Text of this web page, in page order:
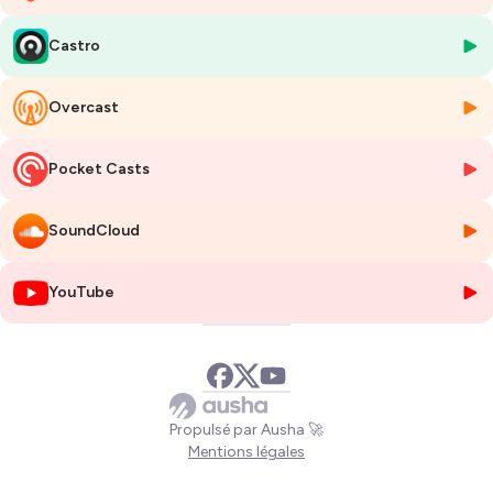
Hébergé par Ausha. Visitez
pour plus d'informations.
Castro
Overcast
Pocket Casts
SoundCloud
YouTube
Propulsé par Ausha 🚀
Mentions légales